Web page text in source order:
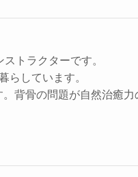
トラクターです。
らしています。
背骨の問題が自然治癒